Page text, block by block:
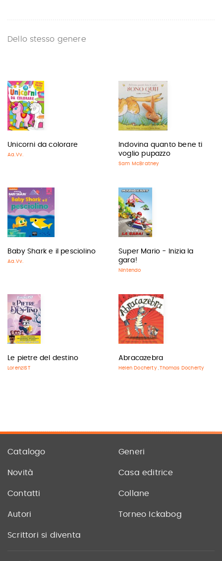
Dello stesso genere
Unicorni da colorare
Aa.Vv.
Indovina quanto bene ti
voglio pupazzo
Sam McBratney
Baby Shark e il pesciolino
Aa.Vv.
Super Mario - Inizia la
gara!
Nintendo
Le pietre del destino
LorenzIST
Abracazebra
Helen Docherty , Thomas Docherty
Catalogo Generi
Novità Casa editrice
Contatti Collane
Autori Torneo Ickabog
Scrittori si diventa